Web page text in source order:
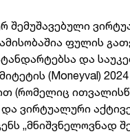
შემუშავებული
ფულის
და
(Moneyval)
(რომელიც
ვირტუალური
„მნიშვნელოვნად